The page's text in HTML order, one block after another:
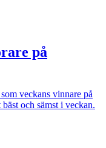
på
veckans vinnare på
och sämst i veckan.